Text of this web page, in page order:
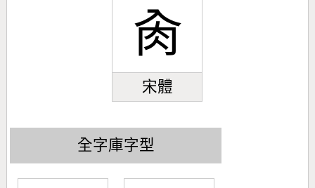
肏
宋體
全字庫字型